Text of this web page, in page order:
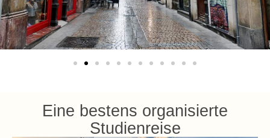
Eine bestens organisierte
Studienreise